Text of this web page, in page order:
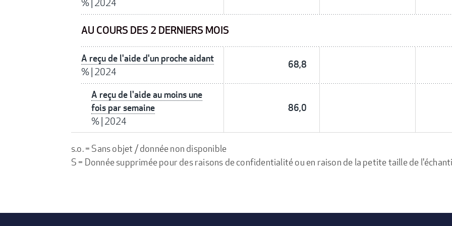
% 2024
AU COURS DES 2 DERNIERS MOIS
A reçu de l'aide d'un proche aidant
%| 2024
68,8
A reçu de l'aide au moins une
fois par semaine
%| 2024
86,0
s.o. = Sans objet / donnée non disponible
S = Donnée supprimée pour des raisons de confidentialité ou en raison de la petite taille de